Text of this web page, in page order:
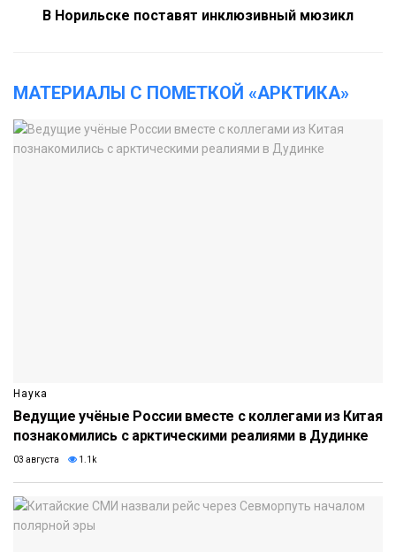
В Норильске поставят инклюзивный мюзикл
МАТЕРИАЛЫ С ПОМЕТКОЙ «АРКТИКА»
Наука
Ведущие учёные России вместе с коллегами из Китая
познакомились с арктическими реалиями в Дудинке
03 августа 1.1k